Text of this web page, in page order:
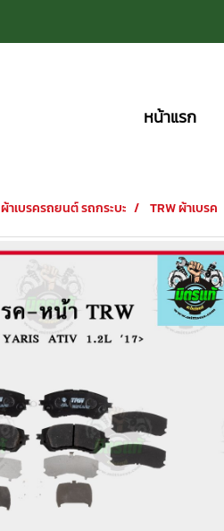
หน้าแรก
ผ้าเบรครถยนต์ รถกระบะ TRW ผ้าเบรค